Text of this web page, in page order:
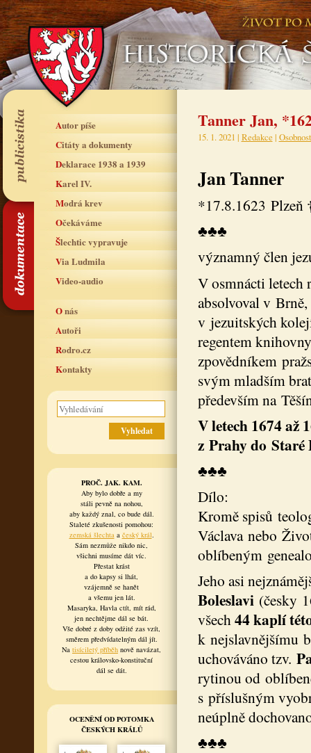
Autor píše
Citáty a dokumenty
Deklarace 1938 a 1939
Karel IV.
Modrá krev
Očekáváme
Šlechtic vypravuje
Via Ludmila
Video-audio
O nás
Autoři
Rodro.cz
Kontakty
PROČ. JAK. KAM.
Aby bylo dobře a my
stáli pevně na nohou,
aby každý znal, co bude dál.
Staleté zkušenosti pomohou:
zemská šlechtaa český král.
Sám nezmůže nikdo nic,
všichni musíme dát víc.
Přestat krást
a do kapsy si lhát,
vzájemně se hanět
a všemu jen lát.
Masaryka, Havla ctít, mít rád,
jen nechtějme dál se bát.
Vše dobré z doby odžité zas vzít,
směrem předvídatelným dál jít.
Na tisíciletý příběh nově navázat,
cestou královsko-konstituční
dál se dát.
OCENĚNÍ OD POTOMKA
ČESKÝCH KRÁLŮ
Tanner Jan,
15. 1. 2021 | Redakce |
Jan Tanner
*17.8.1623 Plzeň
♣♣♣
významný člen
V osmnácti
absolvoval v
v jezuitských
regentem
zpovědníkem
svým mladším
především na
V letech 1674 až
z Prahy do Staré
♣♣♣
Dílo:
Kromě spisů
Václava nebo
oblíbeným
Jeho asi
Boleslavi (česky
všech 44 kaplí
k nejslavnějšímu
uchováváno tzv.
rytinou od
s příslušným
neúplně
♣♣♣